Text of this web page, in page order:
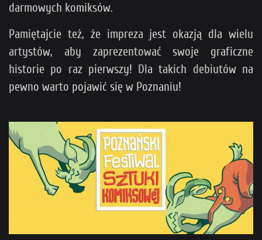
darmowych komiksów.
Pamiętajcie też, że impreza jest okazją dla wielu
artystów, aby zaprezentować swoje graficzne
historie po raz pierwszy! Dla takich debiutów na
pewno warto pojawić się w Poznaniu!